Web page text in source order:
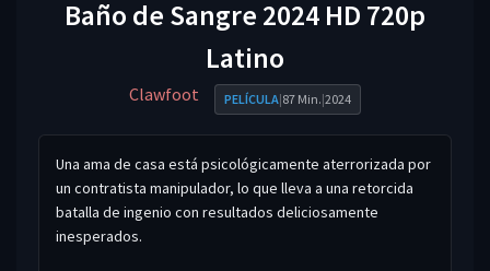
Baño de Sangre 2024 HD 720p
Latino
Clawfoot PELÍCULA|87 Min.|2024
Una ama de casa está psicológicamente aterrorizada por
un contratista manipulador, lo que lleva a una retorcida
batalla de ingenio con resultados deliciosamente
inesperados.